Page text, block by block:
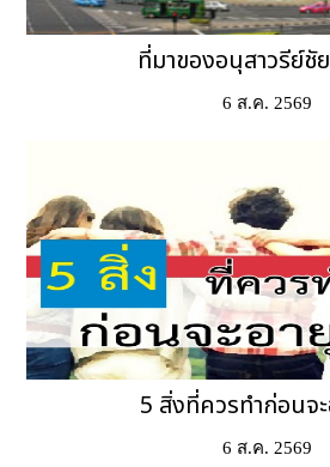
ที่มาของอนุสาวรีย์ชั
6 ส.ค. 2569
5 สิ่งที่ควรทำก่อนจ
6 ส.ค. 2569